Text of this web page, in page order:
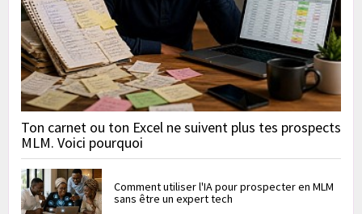
Ton carnet ou ton Excel ne suivent plus tes prospects
MLM. Voici pourquoi
Comment utiliser l'IA pour prospecter en MLM
sans être un expert tech